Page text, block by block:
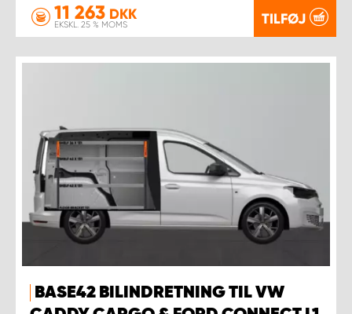
11 263 DKK
EKSKL. 25 % MOMS TILFØJ
BASE42 BILINDRETNING TIL VW